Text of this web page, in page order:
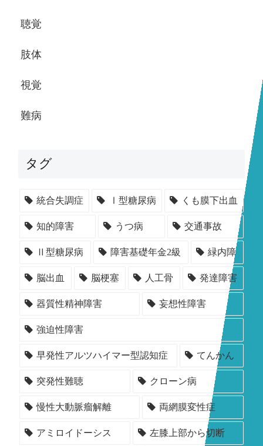
聴覚
肢体
視覚
難病
タグ
統合失調症 Ⅰ型糖尿病 くも膜下出血
知的障害 うつ病 交通事故
Ⅱ型糖尿病 障害基礎年金2級 緑内障
脳出血 脳梗塞 人工骨 発達障害
器質性精神障害 妄想性障害
強迫性障害
早発性アルツハイマー型認知症 てんかん
突発性難聴 クローン病
慢性大動脈瘤解離 両網膜変性症
アミロイドーシス 左膝上部から切断